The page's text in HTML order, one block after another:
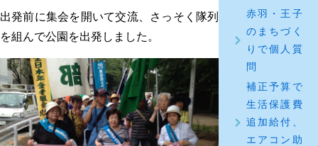
出発前に集会を開いて交流、さっそく隊列
を組んで公園を出発しました。
赤羽・王子
のまちづく
りで個人質
問
補正予算で
生活保護費
追加給付、
エアコン助